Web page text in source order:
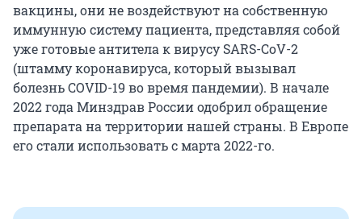
вакцины, они не воздействуют на собственную
иммунную систему пациента, представляя собой
уже готовые антитела к вирусу SARS-CoV-2
(штамму коронавируса, который вызывал
болезнь COVID-19 во время пандемии). В начале
2022 года Минздрав России одобрил обращение
препарата на территории нашей страны. В Европе
его стали использовать с марта 2022-го.